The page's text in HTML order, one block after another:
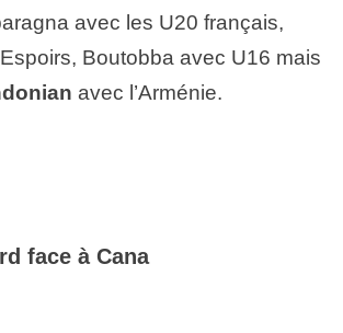
avec les U20 français,
Boutobba avec U16 mais
avec l’Arménie.
face à Cana